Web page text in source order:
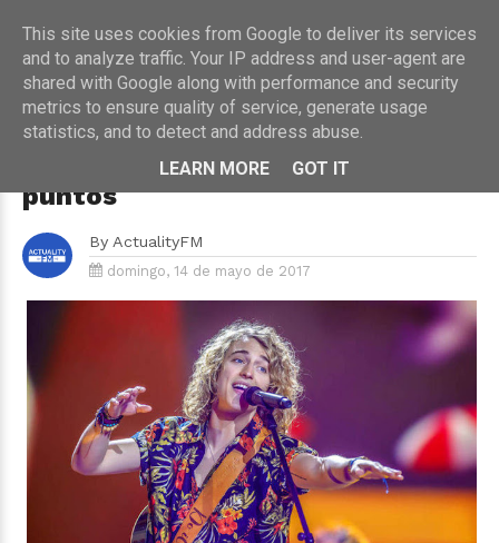
HOME›EUROVISION
Eurovision 2017: Manel Navarro
queda último con tan sólo 5
puntos
By ActualityFM
domingo, 14 de mayo de 2017
This site uses cookies from Google to deliver its services
and to analyze traffic. Your IP address and user-agent are
shared with Google along with performance and security
metrics to ensure quality of service, generate usage
statistics, and to detect and address abuse.
LEARN MORE
GOT IT